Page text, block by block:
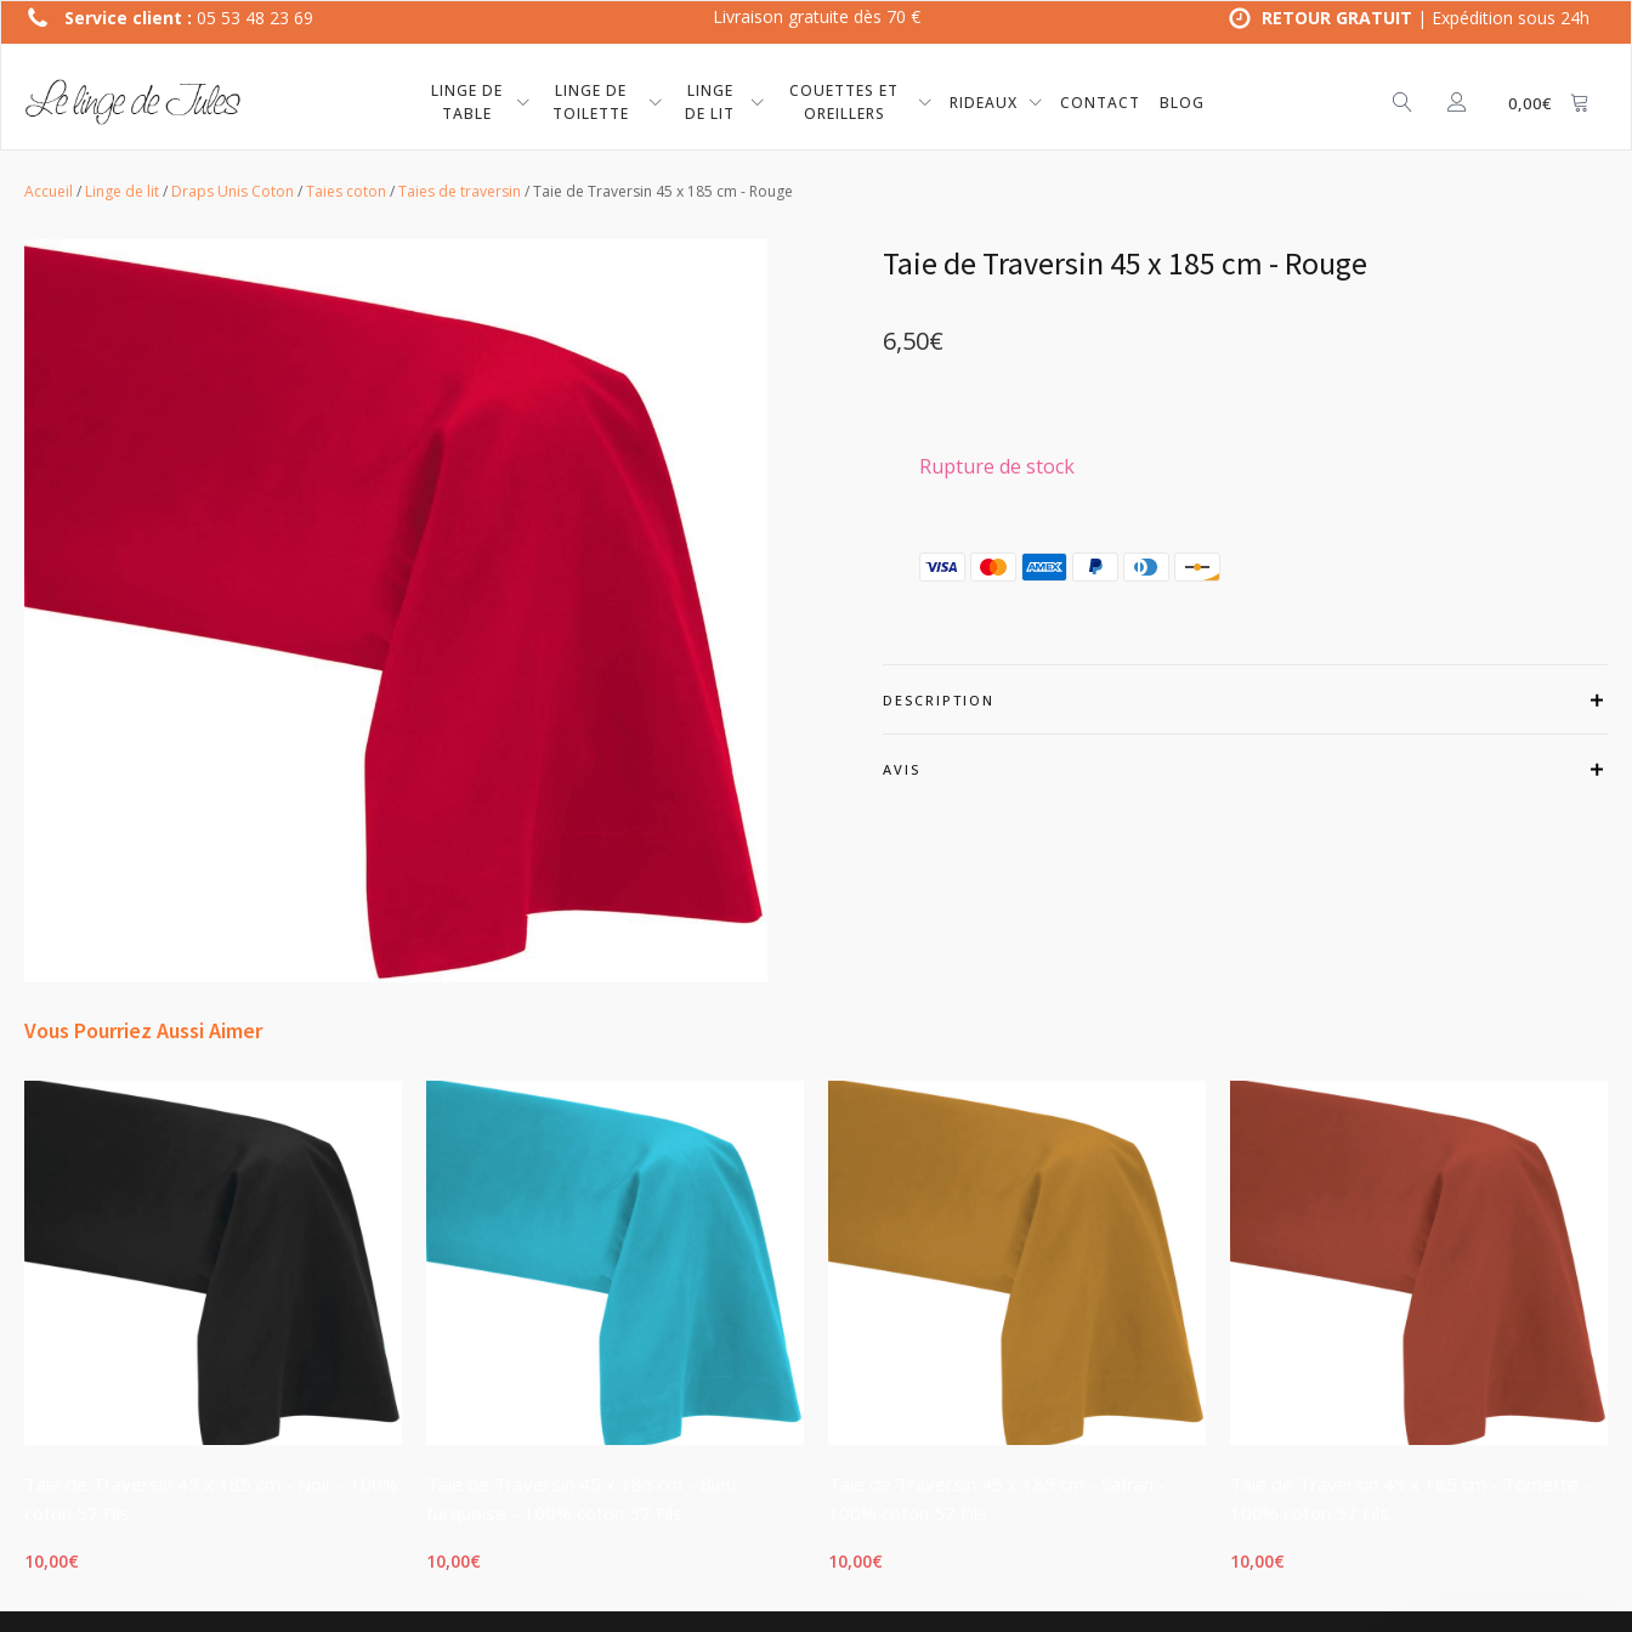
Service client : 05 53 48 23 69 Livraison gratuite dès 70 € RETOUR GRATUIT | Expédition sous 24h
LINGE DE
TABLE
LINGE DE
TOILETTE
LINGE
DE LIT
COUETTES ET
OREILLERS
RIDEAUX CONTACT BLOG 0,00€
Accueil / Linge de lit/ Draps Unis Coton /Taies coton /Taies de traversin / Taie de Traversin 45 x 185 cm - Rouge
Taie de Traversin 45 x 185 cm - Rouge
6,50€
Rupture de stock
DESCRIPTION
AVIS
Vous Pourriez Aussi Aimer
10,00€ 10,00€ 10,00€ 10,00€